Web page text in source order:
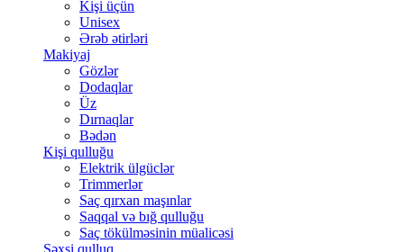
Kişi üçün
Unisex
Ərəb ətirləri
Makiyaj
Gözlər
Dodaqlar
Üz
Dırnaqlar
Bədən
Kişi qulluğu
Elektrik ülgüclər
Trimmerlər
Saç qırxan maşınlar
Saqqal və bığ qulluğu
Saç tökülməsinin müalicəsi
Şəxsi qulluq